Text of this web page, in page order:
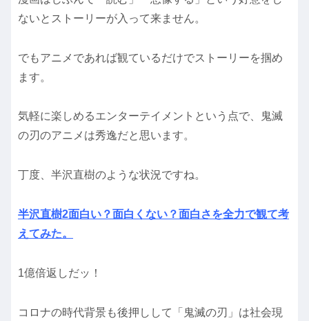
ないとストーリーが入って来ません。
でもアニメであれば観ているだけでストーリーを掴め
ます。
気軽に楽しめるエンターテイメントという点で、鬼滅
の刃のアニメは秀逸だと思います。
丁度、半沢直樹のような状況ですね。
半沢直樹2面白い？面白くない？面白さを全力で観て考
えてみた。
1億倍返しだッ！
コロナの時代背景も後押しして「鬼滅の刃」は社会現